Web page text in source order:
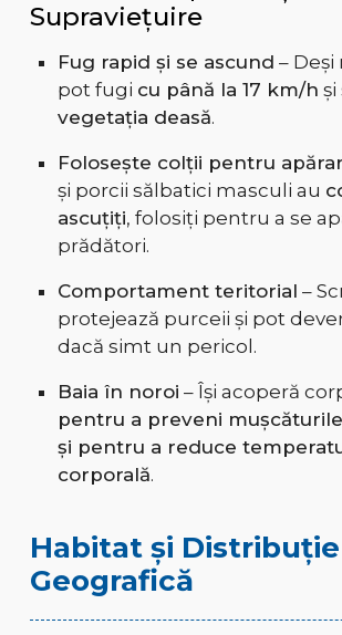
Supraviețuire
Fug rapid și se ascund – Deși
pot fugi cu până la 17 km/h și
vegetația deasă.
Folosește colții pentru
și porcii sălbatici masculi au
ascuțiți, folosiți pentru a se
prădători.
Comportament teritorial –
protejează purceii și pot
dacă simt un pericol.
Baia în noroi – Își acoperă
pentru a preveni
și pentru a reduce
corporală.
Habitat și Distribuție
Geografică